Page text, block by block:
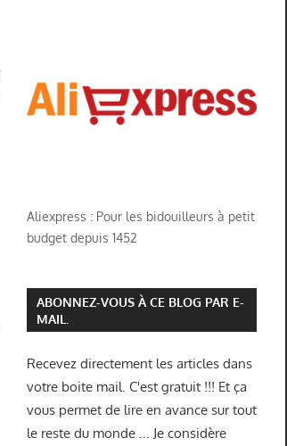
Aliexpress : Pour les bidouilleurs à petit
budget depuis 1452
ABONNEZ-VOUS À CE BLOG PAR E-
MAIL.
Recevez directement les articles dans
votre boite mail. C'est gratuit !!! Et ça
vous permet de lire en avance sur tout
le reste du monde ... Je considère